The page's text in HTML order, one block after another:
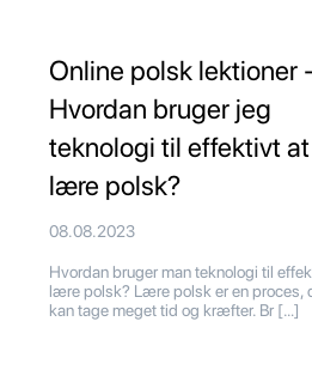
Online polsk lektioner
Hvordan bruger jeg
teknologi til effektivt at
lære polsk?
08.08.2023
Hvordan bruger man teknologi til
lære polsk? Lære polsk er en proces,
kan tage meget tid og kræfter. Br […]